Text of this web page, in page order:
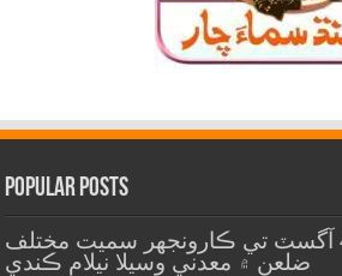
Popular Posts
سنڌ حڪومت 4 آگسٽ تي ڪارونجهر سميت مختلف
ضلعن ۾ معدني وسيلا نيلام ڪندي